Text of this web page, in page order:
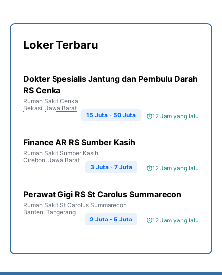
Loker Terbaru
Dokter Spesialis Jantung dan Pembulu Darah
RS Cenka
Rumah Sakit Cenka
Bekasi, Jawa Barat
12 Jam yang lalu
15 Juta - 50 Juta
Finance AR RS Sumber Kasih
Rumah Sakit Sumber Kasih
Cirebon, Jawa Barat
12 Jam yang lalu
3 Juta - 7 Juta
Perawat Gigi RS St Carolus Summarecon
Rumah Sakit St Carolus Summarecon
Banten, Tangerang
12 Jam yang lalu
2 Juta - 5 Juta